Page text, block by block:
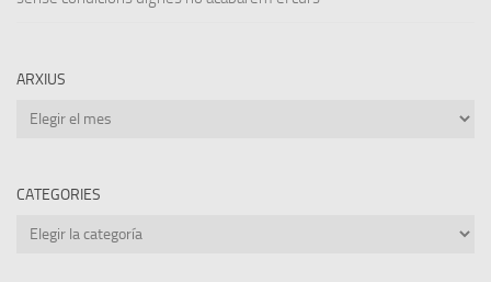
ARXIUS
Arxius
CATEGORIES
Categories